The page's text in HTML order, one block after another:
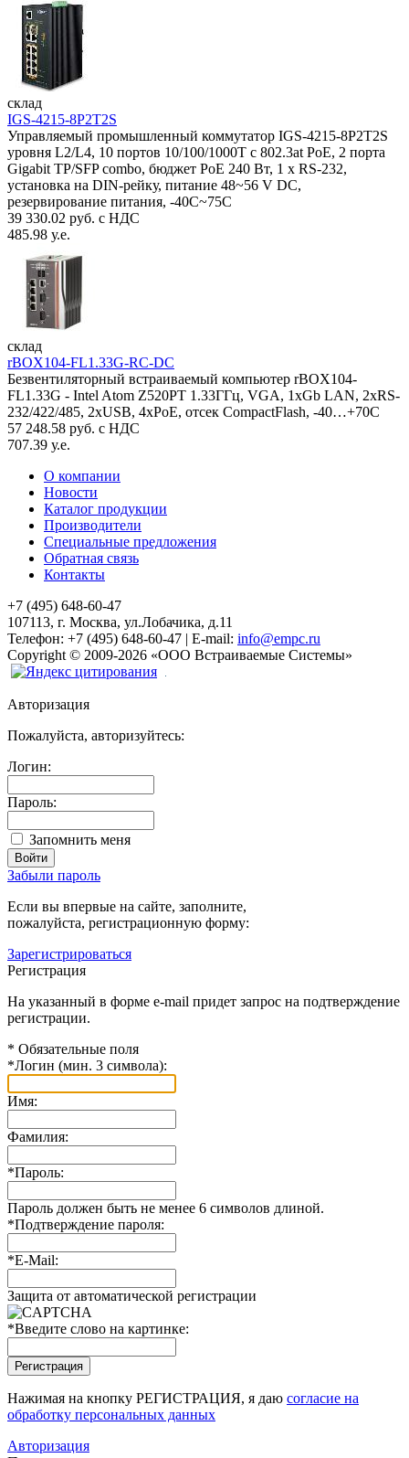
склад
IGS-4215-8P2T2S
Управляемый промышленный коммутатор IGS-4215-8P2T2S
уровня L2/L4, 10 портов 10/100/1000T с 802.3at PoE, 2 порта
Gigabit TP/SFP combo, бюджет PoE 240 Вт, 1 x RS-232,
установка на DIN-рейку, питание 48~56 V DC,
резервирование питания, -40С~75C
39 330.02 руб. с НДС
485.98 у.е.
склад
rBOX104-FL1.33G-RC-DC
Безвентиляторный встраиваемый компьютер rBOX104-
FL1.33G - Intel Atom Z520PT 1.33ГГц, VGA, 1xGb LAN, 2xRS-
232/422/485, 2xUSB, 4xPoE, отсек CompactFlash, -40…+70C
57 248.58 руб. с НДС
707.39 у.е.
О компании
Новости
Каталог продукции
Производители
Специальные предложения
Обратная связь
Контакты
+7 (495) 648-60-47
107113, г. Москва, ул.Лобачика, д.11
Телефон: +7 (495) 648-60-47 | E-mail: info@empc.ru
Copyright © 2009-2026 «ООО Встраиваемые Системы»
Авторизация
Пожалуйста, авторизуйтесь:
Логин:
Пароль:
Запомнить меня
Забыли пароль
Если вы впервые на сайте, заполните,
пожалуйста, регистрационную форму:
Зарегистрироваться
Регистрация
На указанный в форме e-mail придет запрос на подтверждение
регистрации.
* Обязательные поля
*Логин (мин. 3 символа):
Имя:
Фамилия:
*Пароль:
Пароль должен быть не менее 6 символов длиной.
*Подтверждение пароля:
*E-Mail:
Защита от автоматической регистрации
*Введите слово на картинке:
Нажимая на кнопку РЕГИСТРАЦИЯ, я даю согласие на
обработку персональных данных
Авторизация